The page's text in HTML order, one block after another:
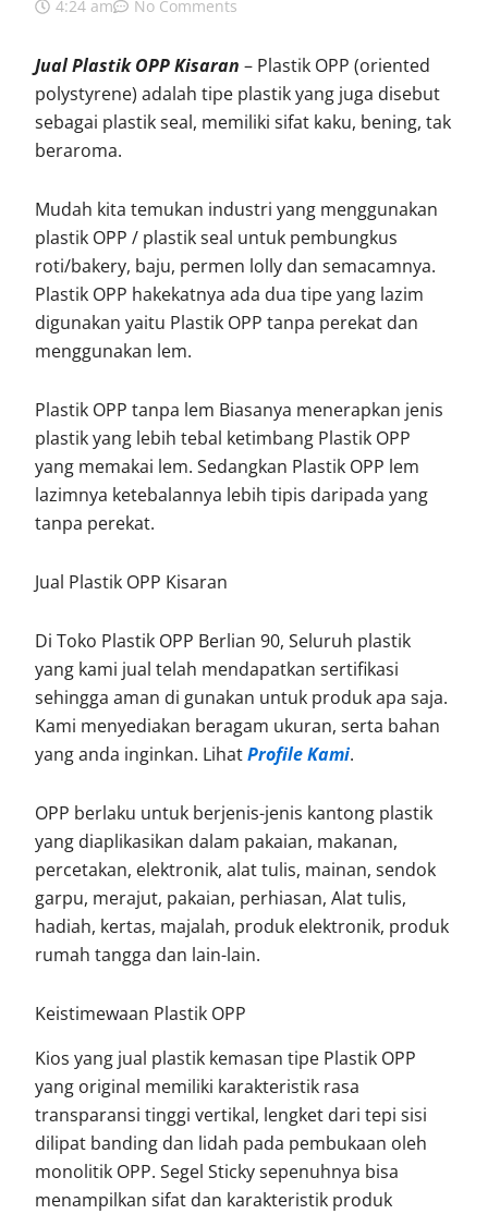
4:24 am
No Comments
Jual Plastik OPP Kisaran – Plastik OPP (oriented
polystyrene) adalah tipe plastik yang juga disebut
sebagai plastik seal, memiliki sifat kaku, bening, tak
beraroma.
Mudah kita temukan industri yang menggunakan
plastik OPP / plastik seal untuk pembungkus
roti/bakery, baju, permen lolly dan semacamnya.
Plastik OPP hakekatnya ada dua tipe yang lazim
digunakan yaitu Plastik OPP tanpa perekat dan
menggunakan lem.
Plastik OPP tanpa lem Biasanya menerapkan jenis
plastik yang lebih tebal ketimbang Plastik OPP
yang memakai lem. Sedangkan Plastik OPP lem
lazimnya ketebalannya lebih tipis daripada yang
tanpa perekat.
Jual Plastik OPP Kisaran
Di Toko Plastik OPP Berlian 90, Seluruh plastik
yang kami jual telah mendapatkan sertifikasi
sehingga aman di gunakan untuk produk apa saja.
Kami menyediakan beragam ukuran, serta bahan
yang anda inginkan. LihatProfile Kami.
OPP berlaku untuk berjenis-jenis kantong plastik
yang diaplikasikan dalam pakaian, makanan,
percetakan, elektronik, alat tulis, mainan, sendok
garpu, merajut, pakaian, perhiasan, Alat tulis,
hadiah, kertas, majalah, produk elektronik, produk
rumah tangga dan lain-lain.
Keistimewaan Plastik OPP
Kios yang jual plastik kemasan tipe Plastik OPP
yang original memiliki karakteristik rasa
transparansi tinggi vertikal, lengket dari tepi sisi
dilipat banding dan lidah pada pembukaan oleh
monolitik OPP. Segel Sticky sepenuhnya bisa
menampilkan sifat dan karakteristik produk